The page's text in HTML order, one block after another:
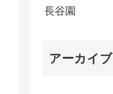
長谷園
アーカイブ